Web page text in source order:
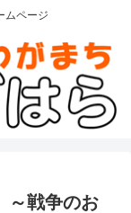
ムページ
～戦争のお